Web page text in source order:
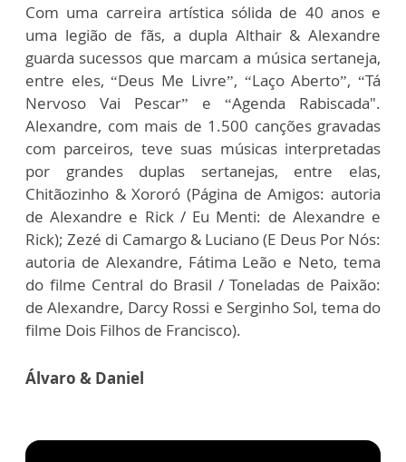
Com uma carreira artística sólida de 40 anos e
uma legião de fãs, a dupla Althair & Alexandre
guarda sucessos que marcam a música sertaneja,
entre eles, “Deus Me Livre”, “Laço Aberto”, “Tá
Nervoso Vai Pescar” e “Agenda Rabiscada".
Alexandre, com mais de 1.500 canções gravadas
com parceiros, teve suas músicas interpretadas
por grandes duplas sertanejas, entre elas,
Chitãozinho & Xororó (Página de Amigos: autoria
de Alexandre e Rick / Eu Menti: de Alexandre e
Rick); Zezé di Camargo & Luciano (E Deus Por Nós:
autoria de Alexandre, Fátima Leão e Neto, tema
do filme Central do Brasil / Toneladas de Paixão:
de Alexandre, Darcy Rossi e Serginho Sol, tema do
filme Dois Filhos de Francisco).
Álvaro & Daniel